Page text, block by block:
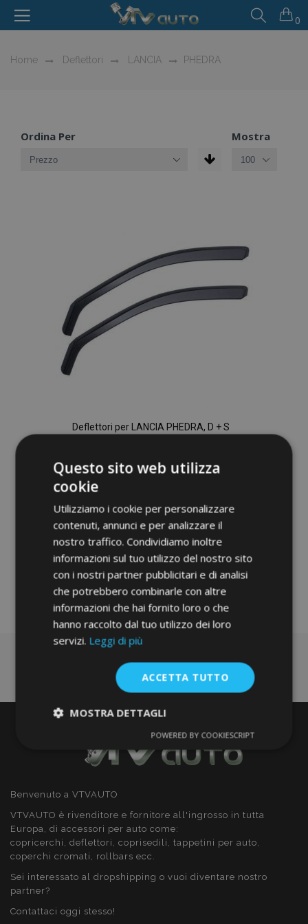
0
Home Deflettori LANCIA PHEDRA
Ordina Per Mostra
Deflettori per LANCIA PHEDRA, D + S
Aggiungi
alla
lista
desideri
Benvenuto a VTVAUTO
VTVAUTO è rivenditore e fornitore all'ingrosso in tutta
Europa, di accessori per auto come:
copricerchi, deflettori, coprisedili, tappetini per auto,
coperchi cromati, rollbars ecc.
Sei interessato al dropshipping o vuoi diventare nostro
partner?
Contattaci oggi stesso!
Questo sito web utilizza
cookie
Utilizziamo i cookie per personalizzare
contenuti, annunci e per analizzare il
nostro traffico. Condividiamo inoltre
informazioni sul tuo utilizzo del nostro sito
con i nostri partner pubblicitari e di analisi
che potrebbero combinarle con altre
informazioni che hai fornito loro o che
hanno raccolto dal tuo utilizzo dei loro
servizi. Leggi di più
ACCETTA TUTTO
MOSTRA DETTAGLI
necessari
Performance
POWERED BY COOKIESCRIPT